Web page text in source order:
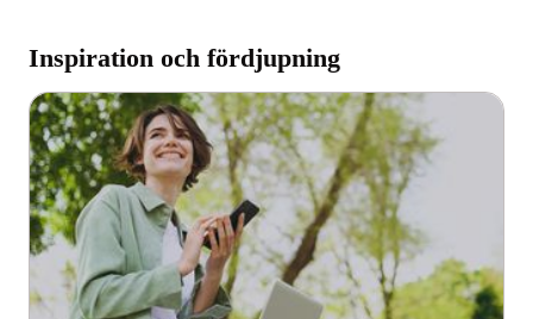
Inspiration och fördjupning